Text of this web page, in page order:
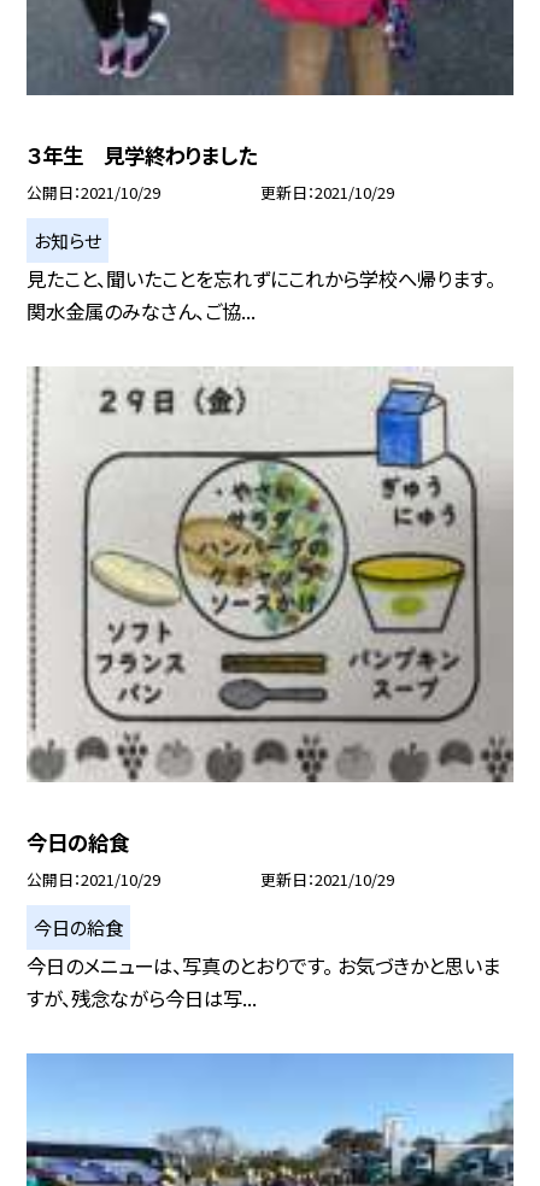
３年生 見学終わりました
公開日 2021/10/29 更新日 2021/10/29
お知らせ
見たこと、聞いたことを忘れずにこれから学校へ帰ります。
関水金属のみなさん、ご協...
今日の給食
公開日 2021/10/29 更新日 2021/10/29
今日の給食
今日のメニューは、写真のとおりです。 お気づきかと思いま
すが、残念ながら今日は写...